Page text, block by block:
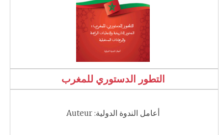
التطور الدستوري للمغرب
Auteur :أعامل الندوة الدولية